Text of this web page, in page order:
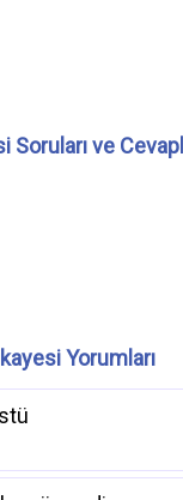
ve
Yorumları